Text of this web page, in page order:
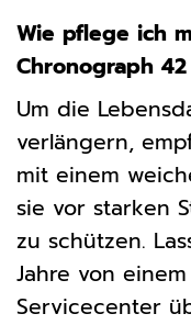
Wie pflege ich
Chronograph
Um die
verlängern,
mit einem
sie vor starken
zu schützen.
Jahre von
Servicecenter